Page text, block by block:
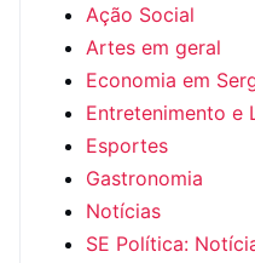
Ação Social
Artes em geral
Economia em
Entretenimento e
Esportes
Gastronomia
Notícias
SE Política: